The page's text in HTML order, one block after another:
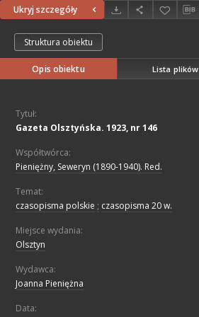
Ukryj szczegóły
Struktura obiektu
Opis obiektu Lista plików
Tytuł:
Gazeta Olsztyńska. 1923, nr 146
Współtwórca:
Pieniężny, Seweryn (1890-1940). Red.
Temat:
czasopisma polskie ; czasopisma 20 w.
Miejsce wydania:
Olsztyn
Wydawca:
Joanna Pieniężna
Data: